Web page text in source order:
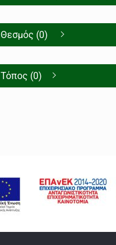
Θεσμός (0)
Τόπος (0)